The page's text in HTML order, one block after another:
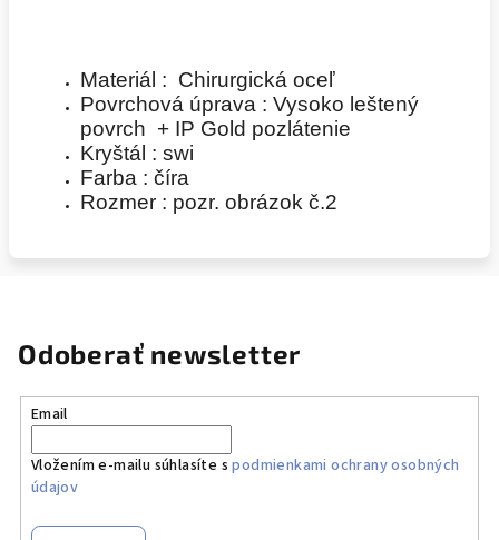
Materiál : Chirurgická oceľ
Povrchová úprava : Vysoko leštený
povrch + IP Gold pozlátenie
Kryštál : swi
Farba : číra
Rozmer : pozr. obrázok č.2
Odoberať newsletter
Email
Vložením e-mailu súhlasíte spodmienkami ochrany osobných
údajov